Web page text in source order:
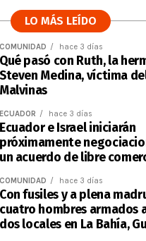
LO MÁS LEÍDO
COMUNIDAD hace 3 días
Qué pasó con Ruth, la
Steven Medina, víctima
Malvinas
ECUADOR hace 3 días
Ecuador e Israel iniciarán
próximamente
un acuerdo de libre
COMUNIDAD hace 3 días
Con fusiles y a plena
cuatro hombres armados
dos locales en La Bahía,